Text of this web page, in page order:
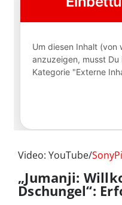
Video: YouTube/
„Jumanji:
Dschungel“: